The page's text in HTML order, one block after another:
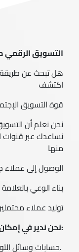
التسويق الرقمي
هل تبحث عن طريقة
اكتشف
قوة التسويق
نحن نعلم أن
نساعدك عبر
منها
الوصول إلى عملاء
بناء الوعي بالعلامة
توليد عملاء
:نحن ندير في
.حسابات وسائل